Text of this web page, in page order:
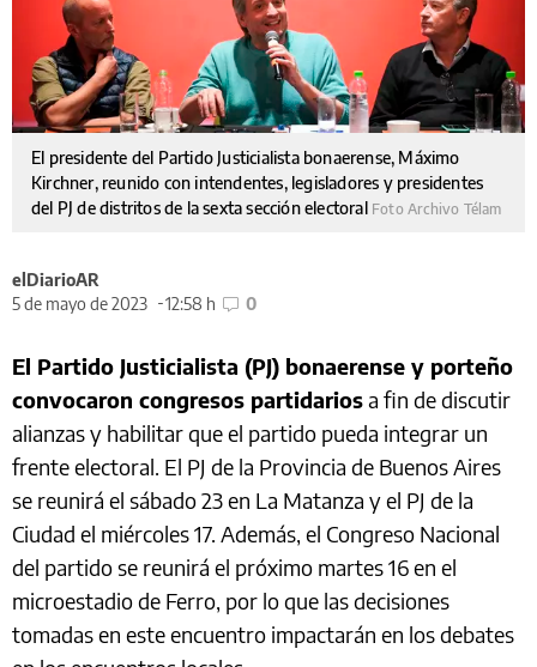
El presidente del Partido Justicialista bonaerense, Máximo
Kirchner, reunido con intendentes, legisladores y presidentes
del PJ de distritos de la sexta sección electoral Foto Archivo Télam
elDiarioAR
5 de mayo de 2023
12:58 h 0
El Partido Justicialista (PJ) bonaerense y porteño
convocaron congresos partidariosa fin de discutir
alianzas y habilitar que el partido pueda integrar un
frente electoral. El PJ de la Provincia de Buenos Aires
se reunirá el sábado 23 en La Matanza y el PJ de la
Ciudad el miércoles 17. Además, el Congreso Nacional
del partido se reunirá el próximo martes 16 en el
microestadio de Ferro, por lo que las decisiones
tomadas en este encuentro impactarán en los debates